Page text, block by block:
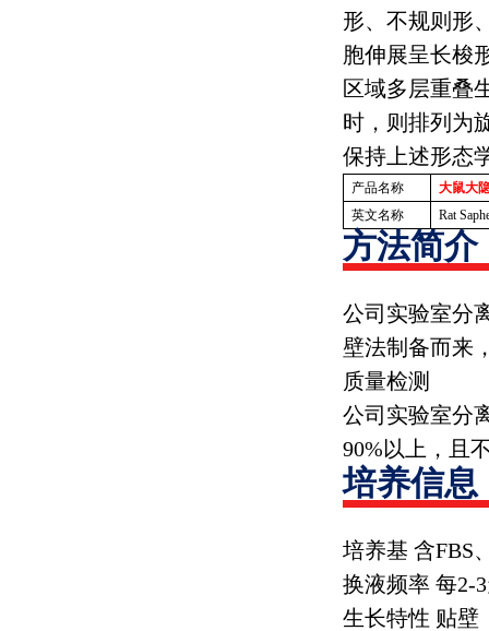
形、不规则形
胞伸展呈长梭
区域多层重叠
时，则排列为
保持上述形态
产品名称
大鼠大
英文名称
Rat
方法简介
公司实验室分
壁法制备而来
质量检测
公司实验室分
90%以上，且
培养信息
培养基 含FBS
换液频率 每2-3
生长特性 贴壁